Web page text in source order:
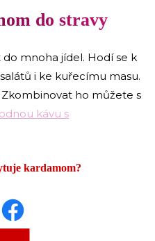
do stravy
mnoha jídel. Hodí se k
i ke kuřecímu masu.
ho můžete s
kávu s
kardamom?